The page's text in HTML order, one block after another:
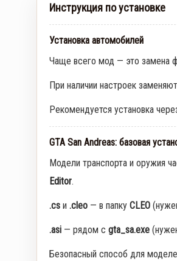
Инструкция по установке
Установка автомобилей
Чаще всего мод — это замена
При наличии настроек
Рекомендуется установка
GTA San Andreas: базовая
Модели транспорта и оружия
Editor.
.cs и .cleo — в папку CLEO
.asi — рядом с gta_sa.exe
Безопасный способ для